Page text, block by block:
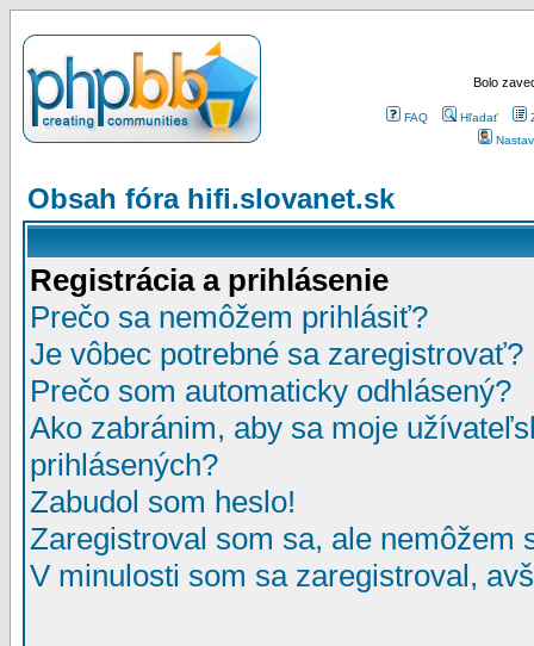
Bolo
FAQ Hľadať
Obsah fóra hifi.slovanet.sk
Registrácia a prihlásenie
Prečo sa nemôžem prihlásiť?
Je vôbec potrebné sa zaregistrovať?
Prečo som automaticky odhlásený?
Ako zabránim, aby sa moje
prihlásených?
Zabudol som heslo!
Zaregistroval som sa, ale nemôžem
V minulosti som sa zaregistroval,